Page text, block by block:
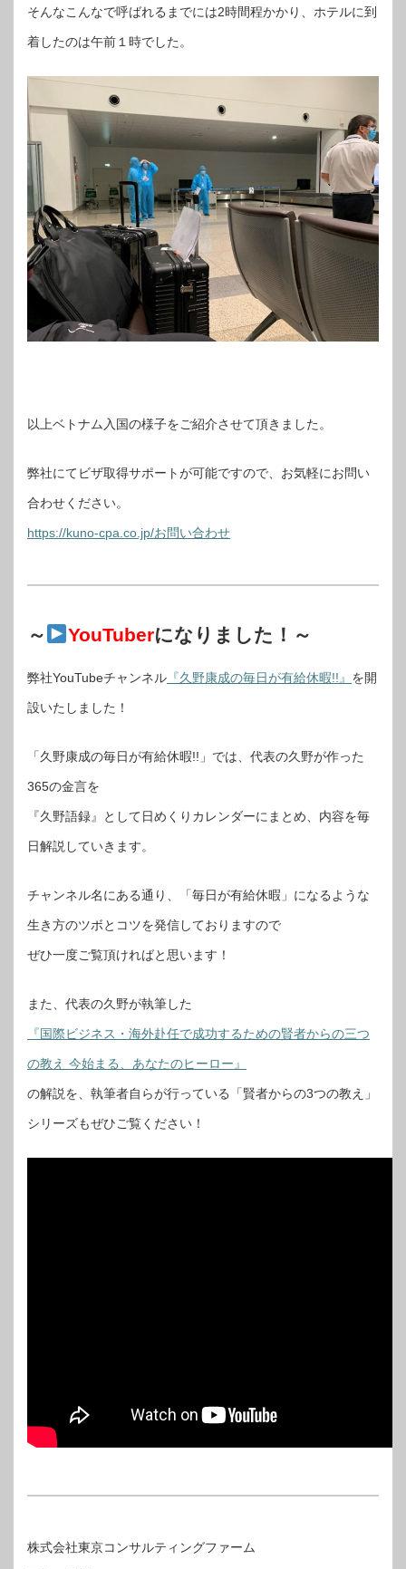
そんなこんなで呼ばれるまでには2時間程かかり、ホテルに到
着したのは午前１時でした。
以上ベトナム入国の様子をご紹介させて頂きました。
弊社にてビザ取得サポートが可能ですので、お気軽にお問い
合わせください。
https://kuno-cpa.co.jp/お問い合わせ
～ YouTuberになりました！～
弊社YouTubeチャンネル 『久野康成の毎日が有給休暇!!』 を開
設いたしました！
「久野康成の毎日が有給休暇!!」では、代表の久野が作った
365の金言を
『久野語録』として日めくりカレンダーにまとめ、内容を毎
日解説していきます。
チャンネル名にある通り、「毎日が有給休暇」になるような
生き方のツボとコツを発信しておりますので
ぜひ一度ご覧頂ければと思います！
また、代表の久野が執筆した
『国際ビジネス・海外赴任で成功するための賢者からの三つ
の教え 今始まる、あなたのヒーロー』
の解説を、執筆者自らが行っている「賢者からの3つの教え」
シリーズもぜひご覧ください！
株式会社東京コンサルティングファーム